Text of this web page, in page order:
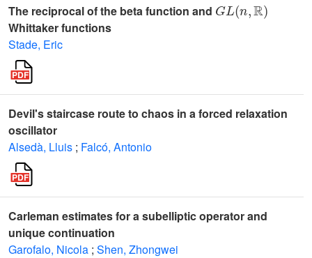
The reciprocal of the beta function and
Whittaker functions
Stade, Eric
Devil's staircase route to chaos in a forced relaxation
oscillator
Alsedà, Lluis ; Falcó, Antonio
Carleman estimates for a subelliptic operator and
unique continuation
Garofalo, Nicola ; Shen, Zhongwei